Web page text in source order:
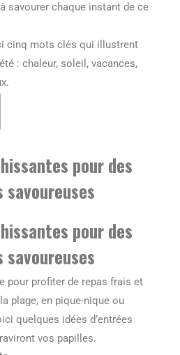
savourer chaque instant de ce
cinq mots clés qui illustrent
: chaleur, soleil, vacances,
pour des
pour des
pour profiter de repas frais et
plage, en pique-nique ou
quelques idées d’entrées
vos papilles.